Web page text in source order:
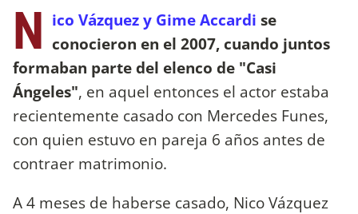
N ico Vázquez y Gime Accardi se
conocieron en el 2007, cuando juntos
formaban parte del elenco de "Casi
Ángeles", en aquel entonces el actor estaba
recientemente casado con Mercedes Funes,
con quien estuvo en pareja 6 años antes de
contraer matrimonio.
A 4 meses de haberse casado, Nico Vázquez